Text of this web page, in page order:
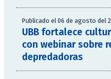
Publicado el 06 de agosto del
UBB fortalece
con webinar sobre
depredadoras